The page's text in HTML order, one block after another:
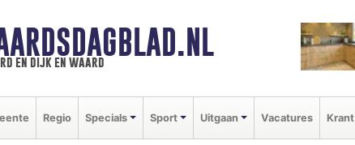
en dijk en waard
Regio Specials Sport Uitgaan Vacatures Krant